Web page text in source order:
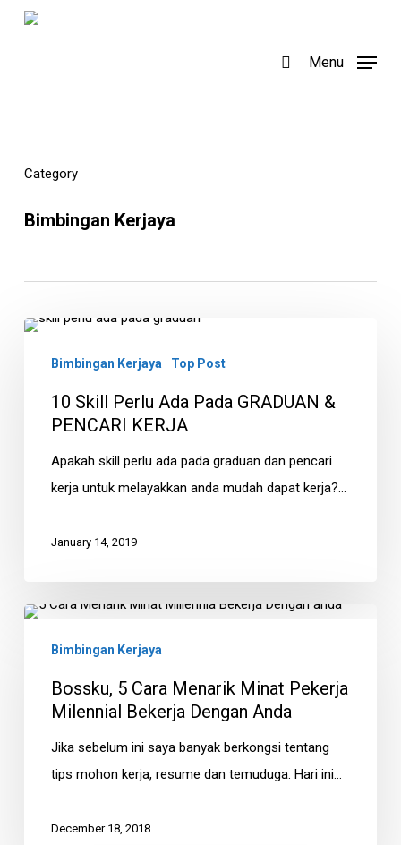
Menu
Category
Bimbingan Kerjaya
10
GRADUAN
KERJA
Bimbingan Kerjaya Top Post
10 Skill Perlu Ada Pada GRADUAN &
PENCARI KERJA
Apakah skill perlu ada pada graduan dan pencari
kerja untuk melayakkan anda mudah dapat kerja?…
January 14, 2019
Bossku,
Menarik
Pekerja
Milennial
Dengan
Bimbingan Kerjaya
Bossku, 5 Cara Menarik Minat Pekerja
Milennial Bekerja Dengan Anda
Jika sebelum ini saya banyak berkongsi tentang
tips mohon kerja, resume dan temuduga. Hari ini…
December 18, 2018